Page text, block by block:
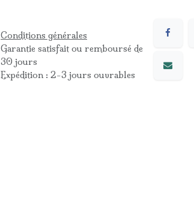
Conditions générales
Garantie satisfait ou remboursé de
30 jours
Expédition : 2-3 jours ouvrables